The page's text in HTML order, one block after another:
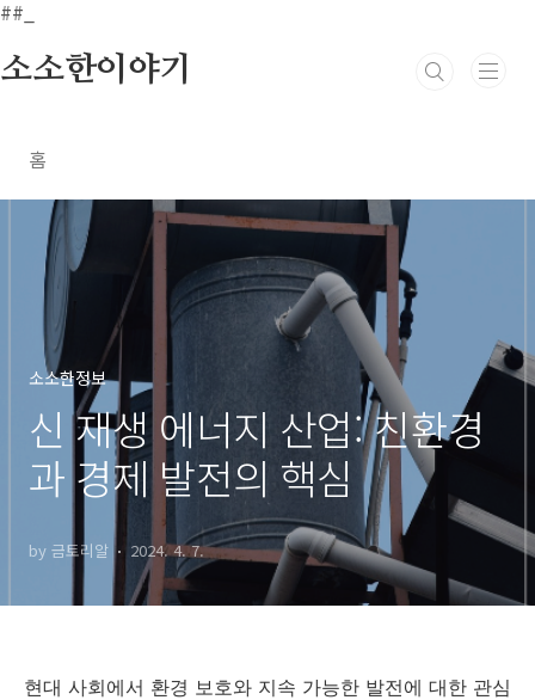
##_
본문 바로가기
소소한이야기
홈
소소한정보
신 재생 에너지 산업: 친환경
과 경제 발전의 핵심
by 금토리알 2024. 4. 7.
현대 사회에서 환경 보호와 지속 가능한 발전에 대한 관심